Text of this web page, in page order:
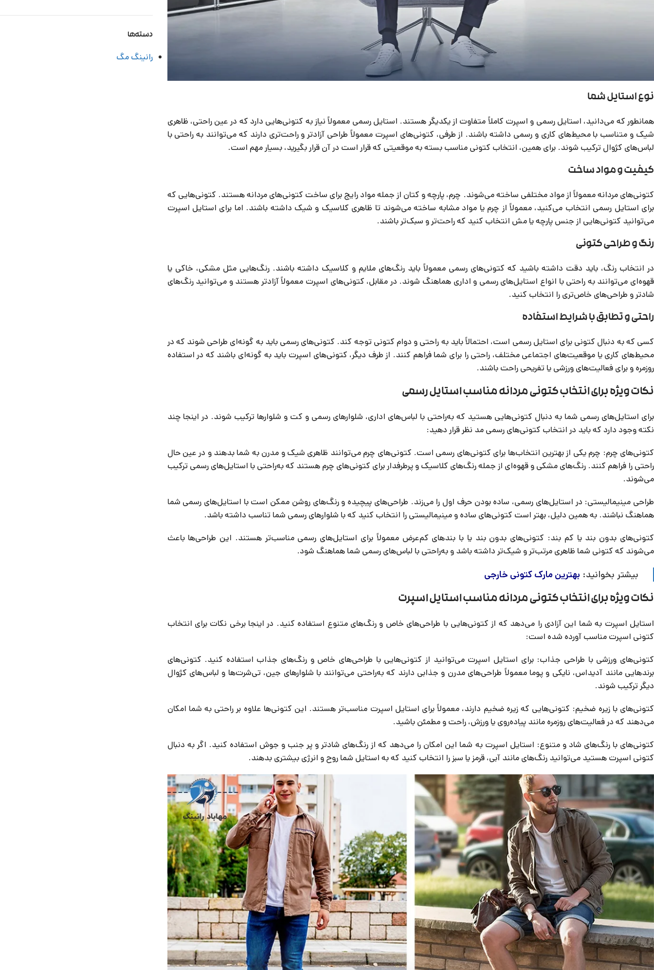
نوع استایل شما
همانطور که می‌دانید، استایل رسمی و اسپرت کاملاً متفاوت از یکدیگر هستند. استایل رسمی معمولاً نیاز به کتونی‌هایی دارد که در عین راحتی، ظاهری
شیک و متناسب با محیط‌های کاری و رسمی داشته باشند. از طرفی، کتونی‌های اسپرت معمولاً طراحی آزادتر و راحت‌تری دارند که می‌توانند به راحتی با
لباس‌های کژوال ترکیب شوند. برای همین، انتخاب کتونی مناسب بسته به موقعیتی که قرار است در آن قرار بگیرید، بسیار مهم است.
کیفیت و مواد ساخت
کتونی‌های مردانه معمولاً از مواد مختلفی ساخته می‌شوند. چرم، پارچه و کتان از جمله مواد رایج برای ساخت کتونی‌های مردانه هستند. کتونی‌هایی که
برای استایل رسمی انتخاب می‌کنید، معمولاً از چرم یا مواد مشابه ساخته می‌شوند تا ظاهری کلاسیک و شیک داشته باشند. اما برای استایل اسپرت
می‌توانید کتونی‌هایی از جنس پارچه یا مش انتخاب کنید که راحت‌تر و سبک‌تر باشند.
رنگ و طراحی کتونی
در انتخاب رنگ، باید دقت داشته باشید که کتونی‌های رسمی معمولاً باید رنگ‌های ملایم و کلاسیک داشته باشند. رنگ‌هایی مثل مشکی، خاکی یا
قهوه‌ای می‌توانند به راحتی با انواع استایل‌های رسمی و اداری هماهنگ شوند. در مقابل، کتونی‌های اسپرت معمولاً آزادتر هستند و می‌توانید رنگ‌های
شادتر و طراحی‌های خاص‌تری را انتخاب کنید.
راحتی و تطابق با شرایط استفاده
کسی که به دنبال کتونی برای استایل رسمی است، احتمالاً باید به راحتی و دوام کتونی توجه کند. کتونی‌های رسمی باید به گونه‌ای طراحی شوند که در
محیط‌های کاری یا موقعیت‌های اجتماعی مختلف، راحتی را برای شما فراهم کنند. از طرف دیگر، کتونی‌های اسپرت باید به گونه‌ای باشند که در استفاده
روزمره و برای فعالیت‌های ورزشی یا تفریحی راحت باشند.
نکات ویژه برای انتخاب کتونی مردانه مناسب استایل رسمی
برای استایل‌های رسمی شما به دنبال کتونی‌هایی هستید که به‌راحتی با لباس‌های اداری، شلوارهای رسمی و کت و شلوارها ترکیب شوند. در اینجا چند
نکته وجود دارد که باید در انتخاب کتونی‌های رسمی مد نظر قرار دهید:
کتونی‌های چرم: چرم یکی از بهترین انتخاب‌ها برای کتونی‌های رسمی است. کتونی‌های چرم می‌توانند ظاهری شیک و مدرن به شما بدهند و در عین حال
راحتی را فراهم کنند. رنگ‌های مشکی و قهوه‌ای از جمله رنگ‌های کلاسیک و پرطرفدار برای کتونی‌های چرم هستند که به‌راحتی با استایل‌های رسمی ترکیب
می‌شوند.
طراحی مینیمالیستی: در استایل‌های رسمی، ساده بودن حرف اول را می‌زند. طراحی‌های پیچیده و رنگ‌های روشن ممکن است با استایل‌های رسمی شما
هماهنگ نباشند. به همین دلیل، بهتر است کتونی‌های ساده و مینیمالیستی را انتخاب کنید که با شلوارهای رسمی شما تناسب داشته باشد.
کتونی‌های بدون بند یا کم بند: کتونی‌های بدون بند یا با بندهای کم‌عرض معمولاً برای استایل‌های رسمی مناسب‌تر هستند. این طراحی‌ها باعث
می‌شوند که کتونی شما ظاهری مرتب‌تر و شیک‌تر داشته باشد و به‌راحتی با لباس‌های رسمی شما هماهنگ شود.
بیشتر بخوانید: بهترین مارک کتونی خارجی
نکات ویژه برای انتخاب کتونی مردانه مناسب استایل اسپرت
استایل اسپرت به شما این آزادی را می‌دهد که از کتونی‌هایی با طراحی‌های خاص و رنگ‌های متنوع استفاده کنید. در اینجا برخی نکات برای انتخاب
کتونی اسپرت مناسب آورده شده است:
کتونی‌های ورزشی با طراحی جذاب: برای استایل اسپرت می‌توانید از کتونی‌هایی با طراحی‌های خاص و رنگ‌های جذاب استفاده کنید. کتونی‌های
برندهایی مانند آدیداس، نایکی و پوما معمولاً طراحی‌های مدرن و جذابی دارند که به‌راحتی می‌توانند با شلوارهای جین، تی‌شرت‌ها و لباس‌های کژوال
دیگر ترکیب شوند.
کتونی‌های با زیره ضخیم: کتونی‌هایی که زیره ضخیم دارند، معمولاً برای استایل اسپرت مناسب‌تر هستند. این کتونی‌ها علاوه بر راحتی به شما امکان
می‌دهند که در فعالیت‌های روزمره مانند پیاده‌روی یا ورزش، راحت و مطمئن باشید.
کتونی‌های با رنگ‌های شاد و متنوع: استایل اسپرت به شما این امکان را می‌دهد که از رنگ‌های شادتر و پر جنب و جوش استفاده کنید. اگر به دنبال
کتونی اسپرت هستید می‌توانید رنگ‌های مانند آبی، قرمز یا سبز را انتخاب کنید که به استایل شما روح و انرژی بیشتری بدهند.
دسته‌ها
رانینگ مگ